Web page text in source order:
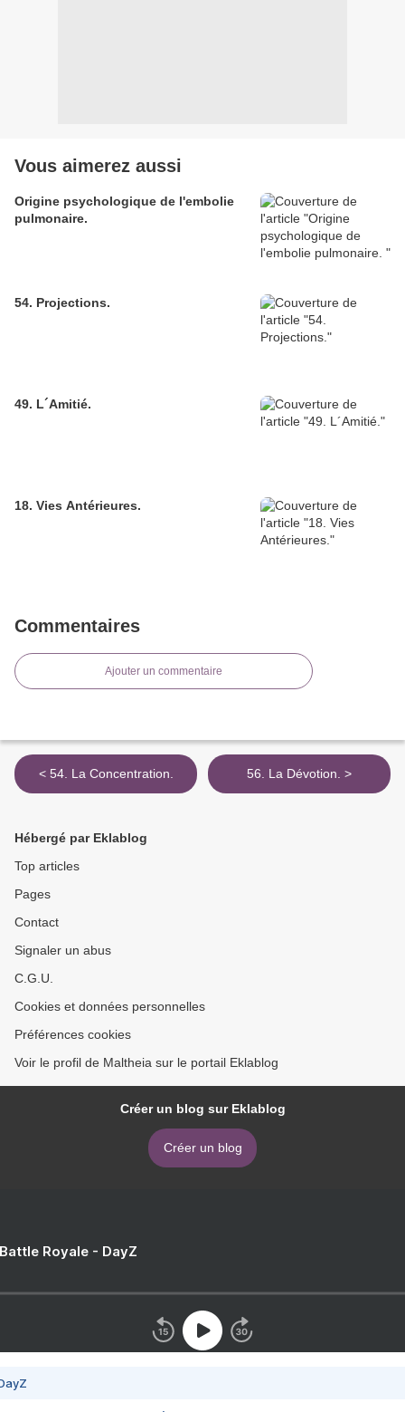
Vous aimerez aussi
Origine psychologique de l'embolie
pulmonaire.
54. Projections.
49. L´Amitié.
18. Vies Antérieures.
Commentaires
Ajouter un commentaire
< 54. La Concentration. 56. La Dévotion. >
Hébergé par Eklablog
Top articles
Pages
Contact
Signaler un abus
C.G.U.
Cookies et données personnelles
Préférences cookies
Voir le profil de Maltheia sur le portail Eklablog
Créer un blog sur Eklablog
Créer un blog
Royale - DayZ